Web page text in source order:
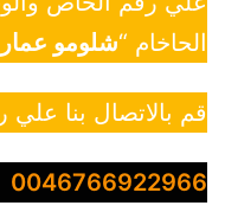
الحاخام “شلومو عمار
قم بالاتصال بنا علي
0046766922966